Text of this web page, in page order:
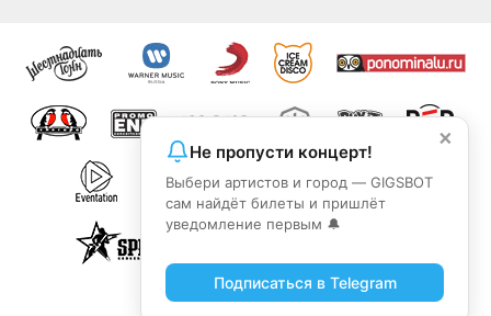
×
Не пропусти концерт!
Выбери артистов и город — GIGSBOT
сам найдёт билеты и пришлёт
уведомление первым 🔔
Подписаться в Telegram